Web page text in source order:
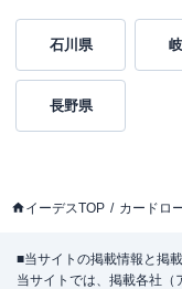
石川県
長野県
イーデスTOP カードロ
■当サイトの掲載情報と掲
当サイトでは、掲載各社（